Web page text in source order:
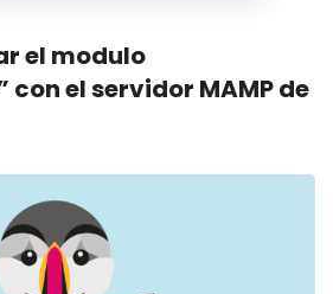
el modulo
el servidor MAMP de